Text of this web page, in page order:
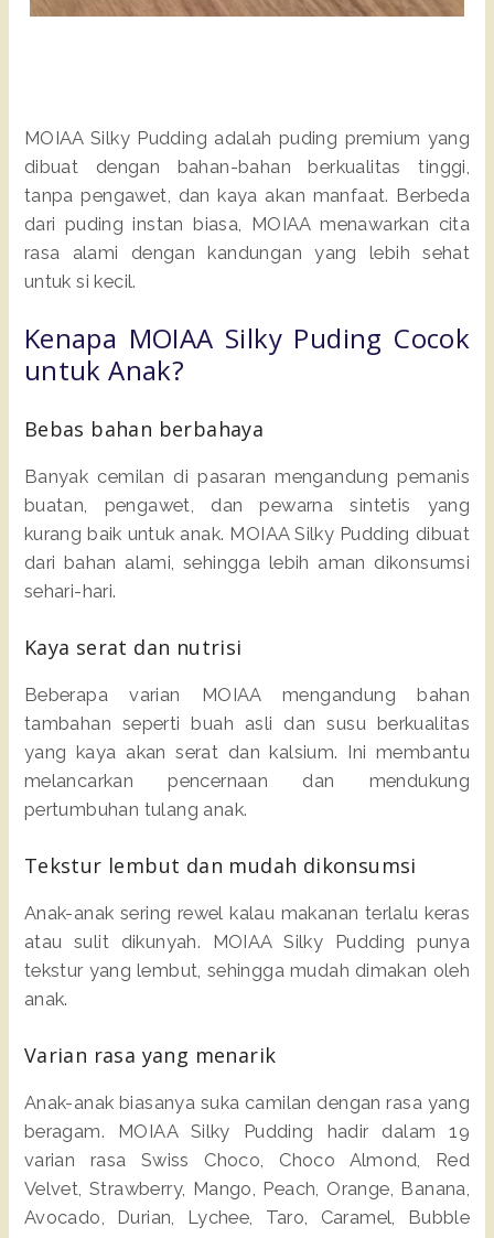
MOIAA Silky Pudding adalah puding premium yang
dibuat dengan bahan-bahan berkualitas tinggi,
tanpa pengawet, dan kaya akan manfaat. Berbeda
dari puding instan biasa, MOIAA menawarkan cita
rasa alami dengan kandungan yang lebih sehat
untuk si kecil.
Kenapa MOIAA Silky Puding Cocok
untuk Anak?
Bebas bahan berbahaya
Banyak cemilan di pasaran mengandung pemanis
buatan, pengawet, dan pewarna sintetis yang
kurang baik untuk anak. MOIAA Silky Pudding dibuat
dari bahan alami, sehingga lebih aman dikonsumsi
sehari-hari.
Kaya serat dan nutrisi
Beberapa varian MOIAA mengandung bahan
tambahan seperti buah asli dan susu berkualitas
yang kaya akan serat dan kalsium. Ini membantu
melancarkan pencernaan dan mendukung
pertumbuhan tulang anak.
Tekstur lembut dan mudah dikonsumsi
Anak-anak sering rewel kalau makanan terlalu keras
atau sulit dikunyah. MOIAA Silky Pudding punya
tekstur yang lembut, sehingga mudah dimakan oleh
anak.
Varian rasa yang menarik
Anak-anak biasanya suka camilan dengan rasa yang
beragam. MOIAA Silky Pudding hadir dalam 19
varian rasa Swiss Choco, Choco Almond, Red
Velvet, Strawberry, Mango, Peach, Orange, Banana,
Avocado, Durian, Lychee, Taro, Caramel, Bubble